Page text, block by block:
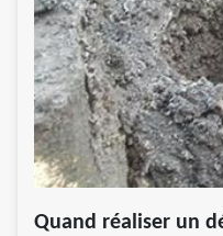
Quand réaliser un